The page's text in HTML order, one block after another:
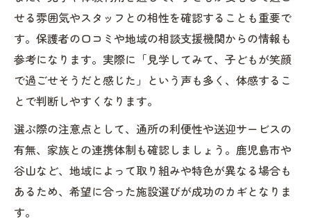
保護者が放課後等デイサービスに求める安
心感とは
放課後等デイサービスの利用者体験談から
学ぶ選び方
放課後等デイサービス選びで大切な相談体
制の確認
制度変更や利用方法のチェックポイント総まと
め
放課後等デイサービス制度変更の最新情報
せる雰囲気やスタッフとの相性を確認することも重要で
す。保護者の口コミや地域の相談支援機関からの情報も
参考になります。実際に「見学してみて、子どもが笑顔
で過ごせそうだと感じた」という声も多く、体感するこ
とで判断しやすくなります。
選ぶ際の注意点として、通所の利便性や送迎サービスの
有無、家族との連携体制も確認しましょう。鹿児島市や
谷山など、地域によって取り組みや特色が異なる場合も
あるため、希望に合った施設選びが成功のカギとなりま
す。